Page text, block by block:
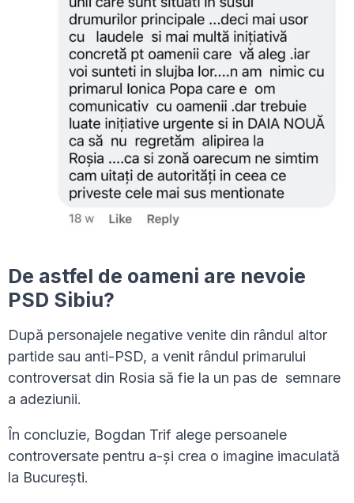
De astfel de oameni are nevoie
PSD Sibiu?
După personajele negative venite din rândul altor
partide sau anti-PSD, a venit rândul primarului
controversat din Rosia să fie la un pas de semnare
a adeziunii.
În concluzie, Bogdan Trif alege persoanele
controversate pentru a-și crea o imagine imaculată
la București.